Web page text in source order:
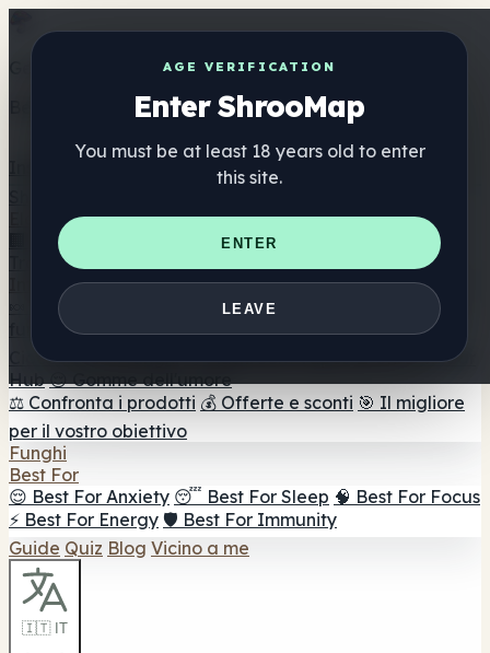
AGE VERIFICATION
Enter ShrooMap
You must be at least 18 years old to enter
this site.
ENTER
LEAVE
Get the ShrooMap app
Better than mobile web — one tap away
Elenco
🏢 Elenco dei marchi
📍 Trova il negozio di testa
Trova il negozio intelligente
🛒 Negozi di teste online
Integratori
🍬 Gomme ai funghi
💊 Capsule di funghi
💧 Tinture di
🫙 Polveri di funghi ☕ Caffè ai funghi 🍫
Cioccolato ai funghi 💨 Mushroom Vapes 🍫 Shroom Bar
Hub 😌 Gomme dell'umore
⚖️ Confronta i prodotti 💰 Offerte e sconti 🎯 Il migliore
per il vostro obiettivo
Funghi
Best For
😌 Best For Anxiety 😴 Best For Sleep 🧠 Best For Focus
⚡ Best For Energy 🛡️ Best For Immunity
Guide Quiz Blog Vicino a me
🇮🇹 IT